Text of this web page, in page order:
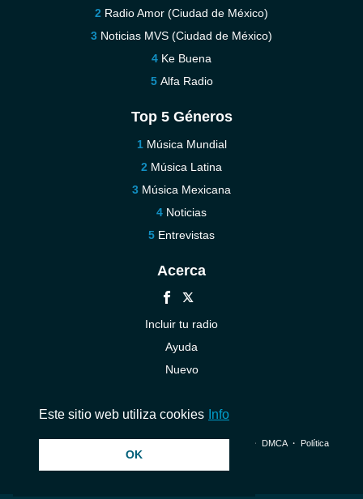
Radio Amor (Ciudad de México)
Noticias MVS (Ciudad de México)
Ke Buena
Alfa Radio
Top 5 Géneros
Música Mundial
Música Latina
Música Mexicana
Noticias
Entrevistas
Acerca
Incluir tu radio
Ayuda
Nuevo
© 2026 InstantAudio. Reservados todos los derechos. ・ DMCA・ Política
Este sitio web utiliza cookies Info
OK